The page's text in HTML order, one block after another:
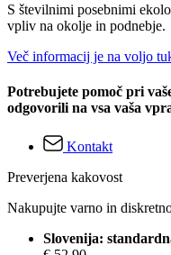
S številnimi posebnimi
vpliv na okolje in podnebje.
Več informacij je na voljo
Potrebujete pomoč pri
odgovorili na vsa vaša
Kontakt
Preverjena kakovost
Nakupujte varno in
Slovenija: